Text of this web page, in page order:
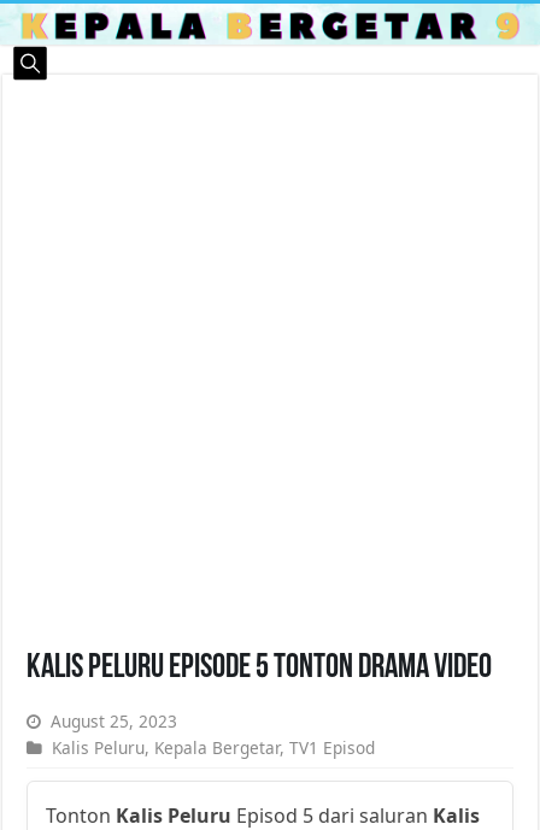
Kalis Peluru Episode 5 Tonton Drama Video
August 25, 2023
Kalis Peluru, Kepala Bergetar,TV1 Episod
Tonton Kalis Peluru Episod 5 dari saluran Kalis